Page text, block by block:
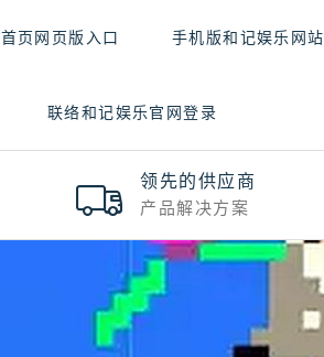
首页网页版入口 手机版和记娱乐网站
联络和记娱乐官网登录
领先的供应商
产品解决方案